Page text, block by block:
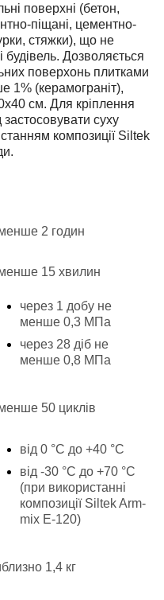
поверхні (бетон,
піщані, цементно-
стяжки), що не
Дозволяється
поверхонь плитками
1% (керамограніт),
см. Для кріплення
застосовувати суху
композиції Siltek
2 годин
15 хвилин
через 1 добу не
менше 0,3 МПа
через 28 діб не
менше 0,8 МПа
50 циклів
від 0 °С до +40 °С
від -30 °С до +70 °С
(при використанні
композиції Siltek Arm-
mix E-120)
1,4 кг